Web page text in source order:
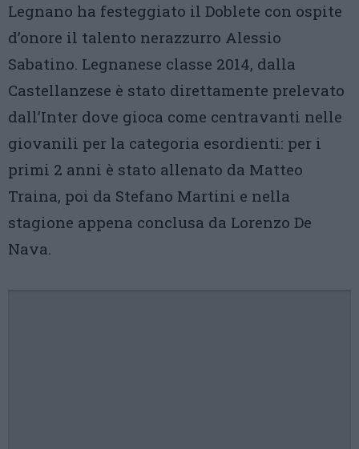
Legnano ha festeggiato il Doblete con ospite
d’onore il talento nerazzurro Alessio
Sabatino. Legnanese classe 2014, dalla
Castellanzese è stato direttamente prelevato
dall’Inter dove gioca come centravanti nelle
giovanili per la categoria esordienti: per i
primi 2 anni è stato allenato da Matteo
Traina, poi da Stefano Martini e nella
stagione appena conclusa da Lorenzo De
Nava.